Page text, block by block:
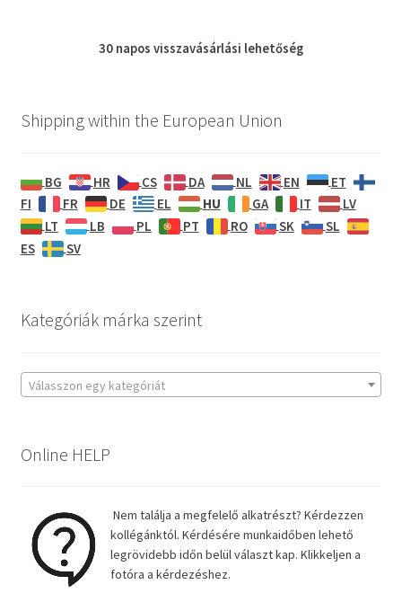
30 napos visszavásárlási lehetőség
Shipping within the European Union
BG HR CS DA NL EN
ET
FI
FR DE EL HU GA IT
LV
LT
LB PL PT RO SK
SL
ES
SV
Kategóriák márka szerint
Válasszon egy kategóriát
Online HELP
Nem találja a megfelelő alkatrészt? Kérdezzen
kollégánktól. Kérdésére munkaidőben lehető
legrövidebb időn belül választ kap. Klikkeljen a
fotóra a kérdezéshez.